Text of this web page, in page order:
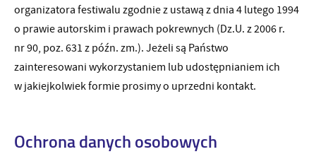
organizatora festiwalu zgodnie z ustawą z dnia 4 lutego 1994
o prawie autorskim i prawach pokrewnych (Dz.U. z 2006 r.
nr 90, poz. 631 z późn. zm.). Jeżeli są Państwo
zainteresowani wykorzystaniem lub udostępnianiem ich
w jakiejkolwiek formie prosimy o uprzedni kontakt.
Ochrona danych osobowych